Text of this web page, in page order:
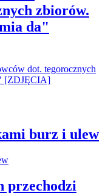
zbiorów.
da"
burz i ulew
przechodzi